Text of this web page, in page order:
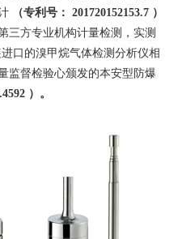
（专利号： 201720152153.7 ）
三方专业机构计量检测，实测
口的溴甲烷气体检测分析仪相
监督检验心颁发的本安型防爆
）。